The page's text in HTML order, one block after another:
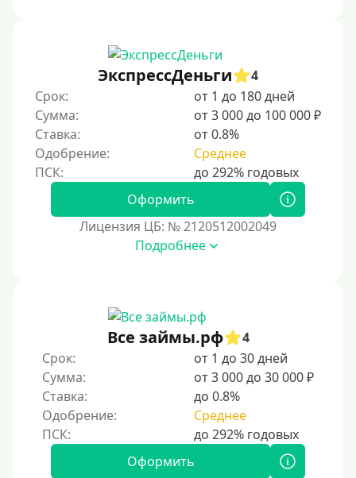
Беспроцентный займ на первый раз
Без процентов на 30 дней
Под 0 %
Условия
С опцией досрочного погашения долга
Без страховок и комиссий
Со страховкой
Без электронной почты
С автоматическим одобрением
Без номера телефона
На телефон
Бесплатно и без обязательной подписки
ЭкспрессДеньги
4
Срок:
от 1 до 180 дней
Сумма:
от 3 000 до 100 000 ₽
Ставка:
от 0.8%
Одобрение:
Среднее
Оформить
Лицензия ЦБ: № 2120512002049
Подробнее
Все займы.рф
4
Срок:
от 1 до 30 дней
Сумма:
от 3 000 до 30 000 ₽
Ставка:
до 0.8%
Одобрение:
Среднее
Оформить